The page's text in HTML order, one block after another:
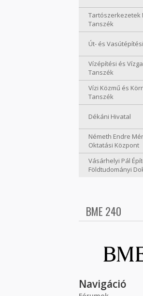
Tartószerkezetek
Tanszék
Út- és
Vízépítési és
Tanszék
Vízi Közmű és
Tanszék
Dékáni Hivatal
Németh Endre
Oktatási Központ
Vásárhelyi Pál
Földtudományi
BME 240
Navigáció